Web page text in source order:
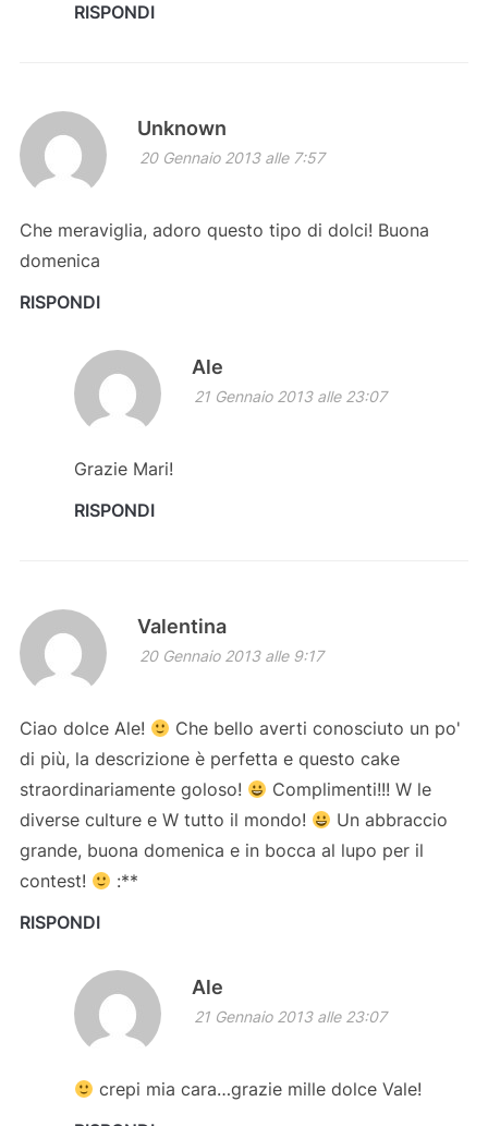
RISPONDI
Unknown
20 Gennaio 2013 alle 7:57
Che meraviglia, adoro questo tipo di dolci! Buona
domenica
RISPONDI
Ale
21 Gennaio 2013 alle 23:07
Grazie Mari!
RISPONDI
Valentina
20 Gennaio 2013 alle 9:17
Ciao dolce Ale!
Che bello averti conosciuto un po'
di più, la descrizione è perfetta e questo cake
straordinariamente goloso!
Complimenti!!! W le
diverse culture e W tutto il mondo!
Un abbraccio
grande, buona domenica e in bocca al lupo per il
contest!
:**
RISPONDI
Ale
21 Gennaio 2013 alle 23:07
crepi mia cara…grazie mille dolce Vale!